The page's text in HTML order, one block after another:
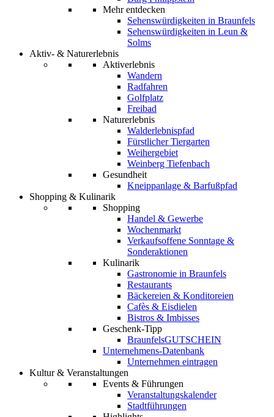
Mehr entdecken
Sehenswürdigkeiten in Braunfels
Sehenswürdigkeiten in Leun &
Solms
Aktiv- & Naturerlebnis
Aktiverlebnis
Wandern
Radfahren
Golfplatz
Freibad
Naturerlebnis
Walderlebnispfad
Fürstlicher Tiergarten
Weihergebiet
Weinberg Tiefenbach
Gesundheit
Kneippanlage & Barfußpfad
Shopping & Kulinarik
Shopping
Handel & Gewerbe
Wochenmarkt
Verkaufsoffene Sonntage &
Sonderaktionen
Kulinarik
Gastronomie in Braunfels
Restaurants
Bäckereien & Konditoreien
Cafès & Eisdielen
Bistros & Imbisses
Geschenk-Tipp
BraunfelsGUTSCHEIN
Unternehmens-Datenbank
Unternehmen eintragen
Kultur & Veranstaltungen
Events & Führungen
Veranstaltungskalender
Stadtführungen